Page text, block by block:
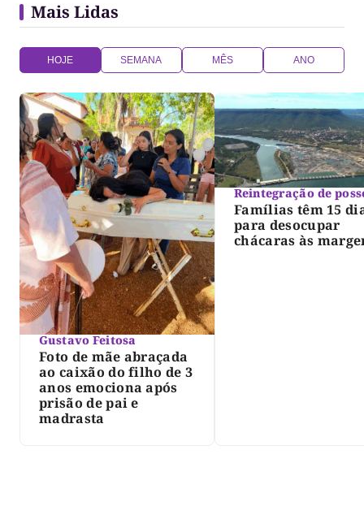
Mais Lidas
HOJE SEMANA MÊS ANO
Gustavo Feitosa
Foto de mãe abraçada
ao caixão do filho de 3
anos emociona após
prisão de pai e
madrasta
Reintegração de
Famílias têm 15
para desocupar
chácaras às